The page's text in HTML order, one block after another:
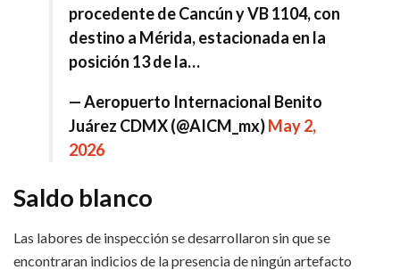
procedente de Cancún y VB 1104, con
destino a Mérida, estacionada en la
posición 13 de la…
— Aeropuerto Internacional Benito
Juárez CDMX (@AICM_mx)May 2,
2026
Saldo blanco
Las labores de inspección se desarrollaron sin que se
encontraran indicios de la presencia de ningún artefacto